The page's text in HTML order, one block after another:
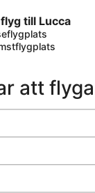
till Lucca
att